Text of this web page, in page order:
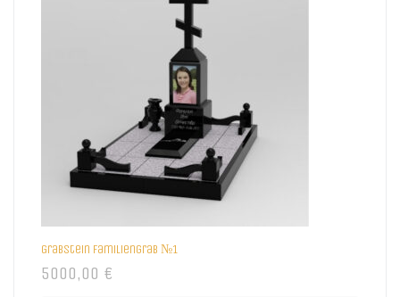
Grabstein Familiengrab №1
5000,00 €